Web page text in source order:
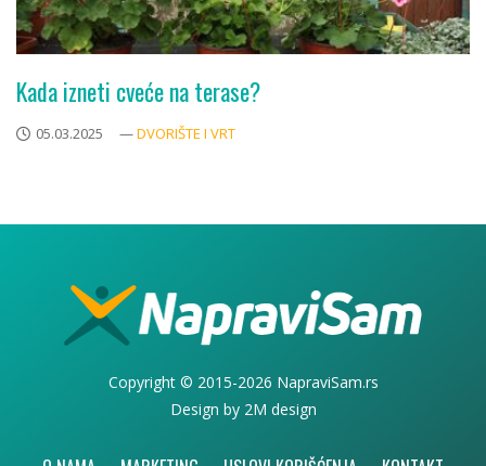
Kada izneti cveće na terase?
05.03.2025 —DVORIŠTE I VRT
Copyright © 2015-2026 NapraviSam.rs
Design by 2M design